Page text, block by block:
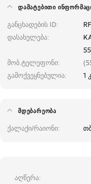
ᲓᲐᲛᲐᲢᲔᲑᲘᲗᲘ
განცხადების ID
დასახელება
მობ.ტელეფონი
გამოქვეყნებულია
1
ᲛᲓᲔᲑᲐᲠᲔᲝᲑᲐ
ქალაქი/რაიონი
აღწერა